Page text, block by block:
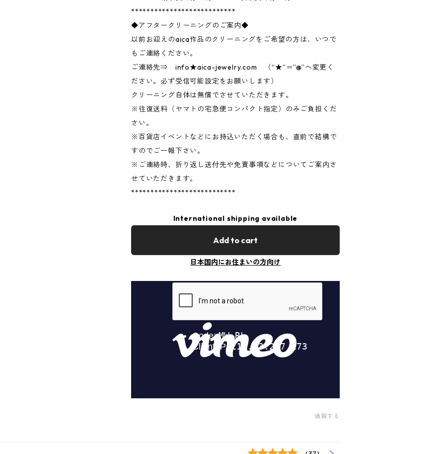
***************************
◆アフタークリーニングのご案内◆
以前お迎えのaica作品のクリーニングをご希望の方は、いつで
もご連絡ください。
ご連絡先⇒ info★aica-jewelry.com （“★”＝”@”へ変更く
ださい。必ず受信可能設定をお願いします）
クリーニング自体は無償でさせていただきます。
※往復送料（ヤマトの宅急便コンパクト指定）のみご負担くだ
さい。
※百貨店イベントなどにお持込いただく場合も、直前で結構で
すのでご一報下さい。
※ご連絡時、折り返し送付先や免責事項などについてご案内さ
せていただきます。
***************************
International shipping available
Add to cart
日本国内にお住まいの方向け
通報する